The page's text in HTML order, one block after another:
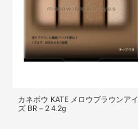
カネボウ KATE メロウブラウンアイ
ズ BR－2 4.2g